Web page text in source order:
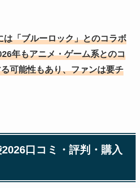
は「ブルーロック」とのコラボ
年もアニメ・ゲーム系とのコ
可能性もあり、ファンは要チ
口コミ・評判・購入